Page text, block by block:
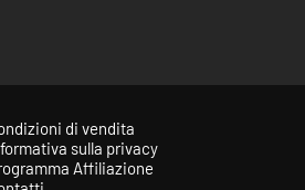
di vendita
sulla privacy
Affiliazione